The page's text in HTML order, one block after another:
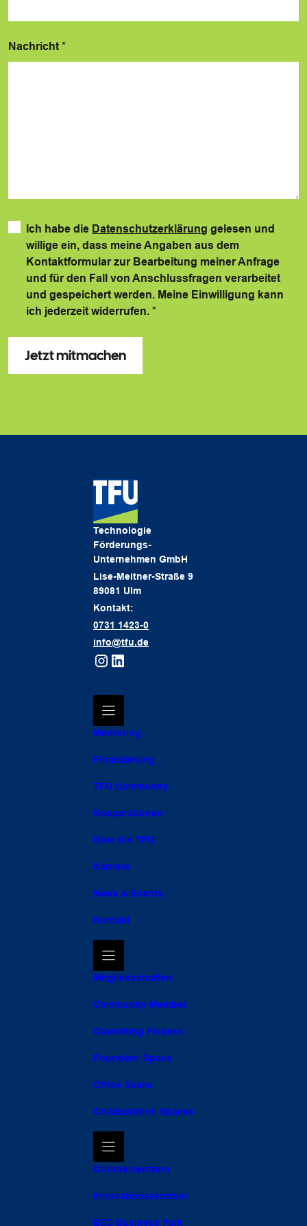
Nachricht *
Ich habe die Datenschutzerklärung gelesen und
willige ein, dass meine Angaben aus dem
Kontaktformular zur Bearbeitung meiner Anfrage
und für den Fall von Anschlussfragen verarbeitet
und gespeichert werden. Meine Einwilligung kann
ich jederzeit widerrufen.*
Technologie
Förderungs-
Unternehmen GmbH
Lise-Meitner-Straße 9
89081 Ulm
Kontakt:
0731 1423-0
info@tfu.de
Mentoring
Finanzierung
TFU Community
Kooperationen
Über die TFU
Karriere
News & Events
Kontakt
Mitgliedschaften
Community Member
Coworking Fixdesk
Founders’ Space
Office Space
Collaboration Spaces
Gründerzentrum
Innovationszentrum
BED Business Park